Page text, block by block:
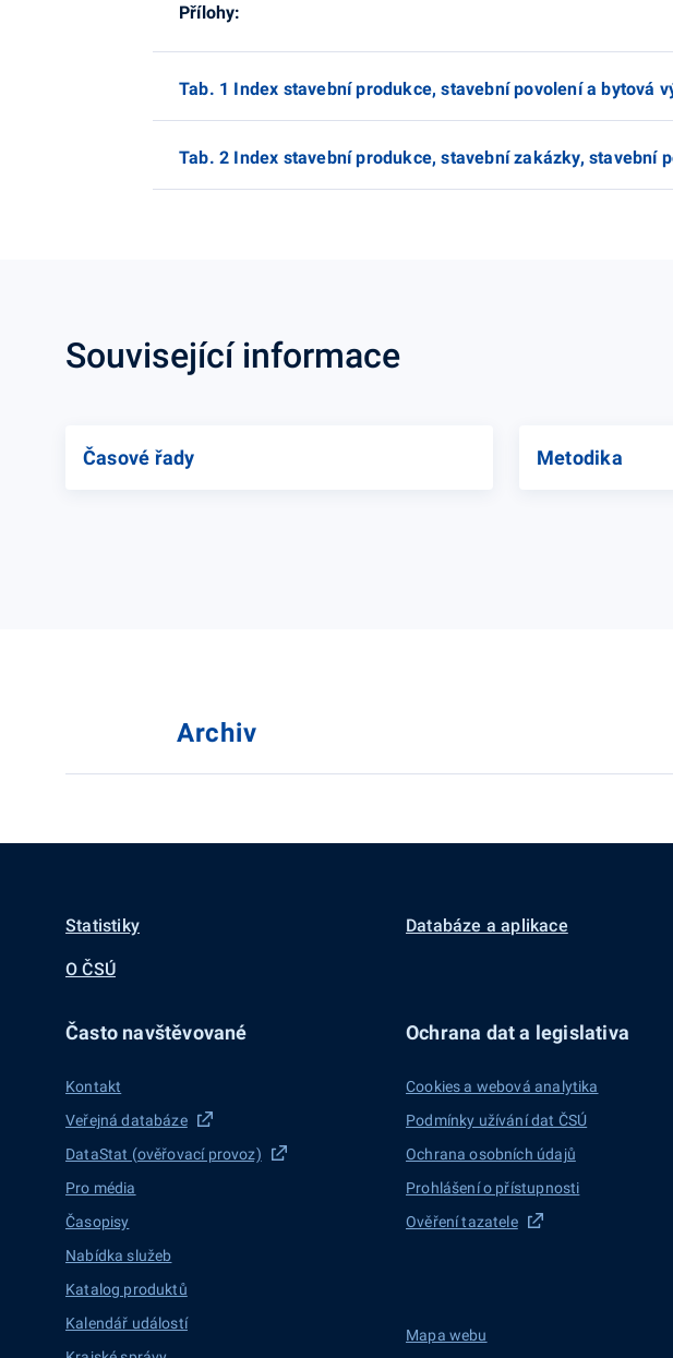
Přílohy:
Tab. 1 Index stavební produkce, stavební povolení a bytová
Tab. 2 Index stavební produkce, stavební zakázky, stavební
Související informace
Časové řady Metodika
Archiv
Statistiky Databáze a aplikace
O ČSÚ
Často navštěvované
Kontakt
Veřejná databáze
DataStat (ověřovací provoz)
Pro média
Časopisy
Nabídka služeb
Katalog produktů
Kalendář událostí
Ochrana dat a legislativa
Cookies a webová analytika
Podmínky užívání dat ČSÚ
Ochrana osobních údajů
Prohlášení o přístupnosti
Ověření tazatele
Mapa webu